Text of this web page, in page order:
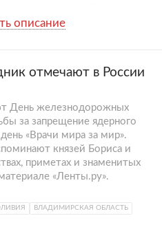
квадратных
—Луис Арсе.
местных народов.
в экономическом
на то, что
запасами
ресурсов, она
на
отмечают в России
День железнодорожных
за запрещение ядерного
«Врачи мира за мир».
князей Бориса и
приметах и знаменитых
«Ленты.ру».
ВЛАДИМИРСКАЯ ОБЛАСТЬ